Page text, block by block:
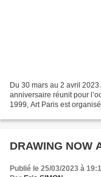
Du 30 mars au 2 avril
anniversaire réunit pour
1999, Art Paris est
DRAWING NOW
Publié le 25/03/2023 à